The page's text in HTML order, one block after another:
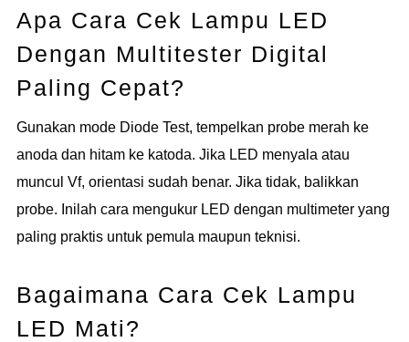
Apa Cara Cek Lampu LED
Dengan Multitester Digital
Paling Cepat?
Gunakan mode Diode Test, tempelkan probe merah ke
anoda dan hitam ke katoda. Jika LED menyala atau
muncul Vf, orientasi sudah benar. Jika tidak, balikkan
probe. Inilah cara mengukur LED dengan multimeter yang
paling praktis untuk pemula maupun teknisi.
Bagaimana Cara Cek Lampu
LED Mati?